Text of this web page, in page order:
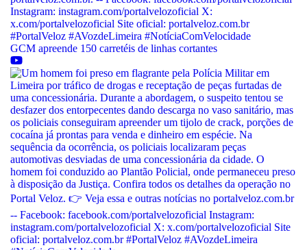
GCM apreende 150 carretéis de linhas cortantes